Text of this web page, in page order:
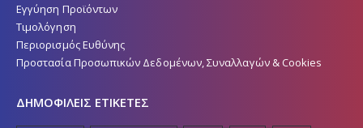
Εγγύηση Προϊόντων
Τιμολόγηση
Περιορισμός Ευθύνης
Προστασία Προσωπικών Δεδομένων, Συναλλαγών & Cookies
ΔΗΜΟΦΙΛΕΙΣ ΕΤΙΚΕΤΕΣ